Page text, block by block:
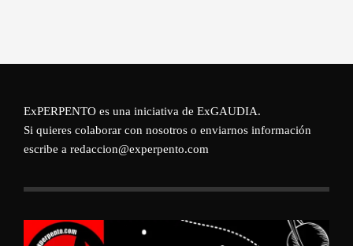
ExPERPENTO es una iniciativa de ExGAUDIA.
Si quieres colaborar con nosotros o enviarnos información
escribe a redaccion@experpento.com